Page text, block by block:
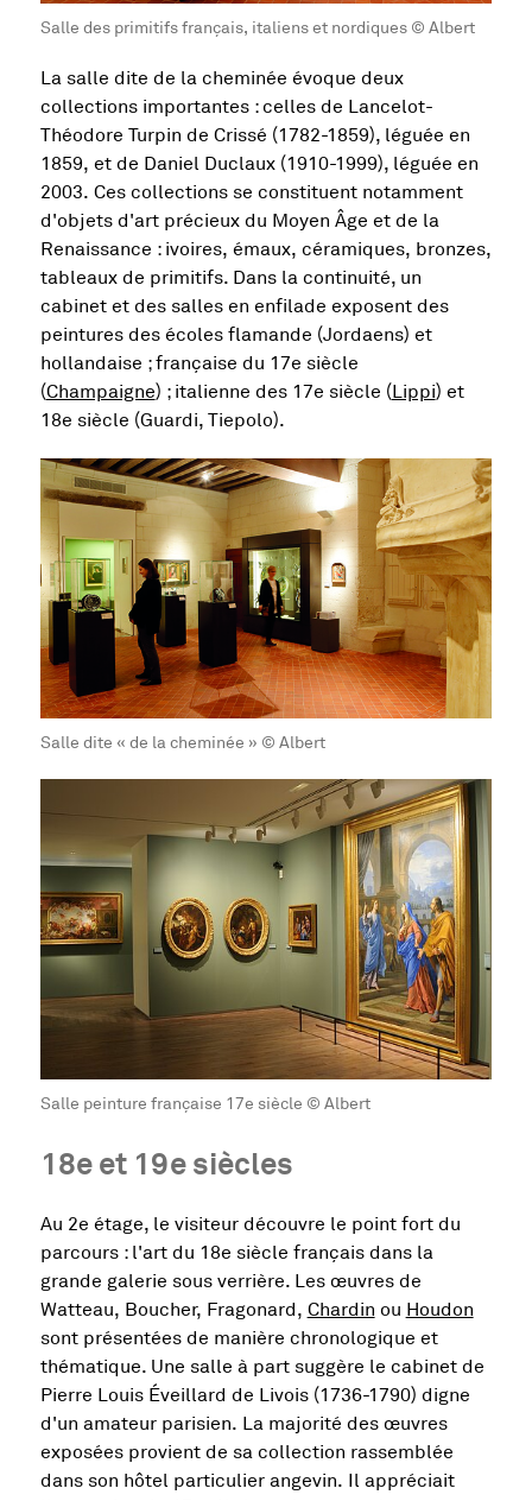
Salle des primitifs français, italiens et nordiques © Albert
La salle dite de la cheminée évoque deux
collections importantes : celles de Lancelot-
Théodore Turpin de Crissé (1782-1859), léguée en
1859, et de Daniel Duclaux (1910-1999), léguée en
2003. Ces collections se constituent notamment
d'objets d'art précieux du Moyen Âge et de la
Renaissance : ivoires, émaux, céramiques, bronzes,
tableaux de primitifs. Dans la continuité, un
cabinet et des salles en enfilade exposent des
peintures des écoles flamande (Jordaens) et
hollandaise ; française du 17e siècle
(Champaigne) ; italienne des 17e siècle (Lippi) et
18e siècle (Guardi, Tiepolo).
Salle dite « de la cheminée » © Albert
Salle peinture française 17e siècle © Albert
18e et 19e siècles
Au 2e étage, le visiteur découvre le point fort du
parcours : l'art du 18e siècle français dans la
grande galerie sous verrière. Les œuvres de
Watteau, Boucher, Fragonard, Chardin ou Houdon
sont présentées de manière chronologique et
thématique. Une salle à part suggère le cabinet de
Pierre Louis Éveillard de Livois (1736-1790) digne
d'un amateur parisien. La majorité des œuvres
exposées provient de sa collection rassemblée
dans son hôtel particulier angevin. Il appréciait